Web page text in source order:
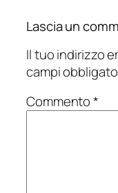
Lascia un
Il tuo indirizzo
campi
Commento*